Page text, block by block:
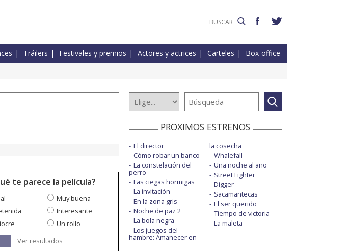
Tráilers Festivales y premios Actores y actrices Carteles Box-office
te parece la película?
Muy buena
Interesante
Un rollo
Ver resultados
PROXIMOS ESTRENOS
El director
Cómo robar un banco
La constelación del
perro
Las ciegas hormigas
La invitación
En la zona gris
Noche de paz 2
La bola negra
Los juegos del
hambre: Amanecer en
la cosecha
Whalefall
Una noche al año
Street Fighter
Digger
Sacamantecas
El ser querido
Tiempo de victoria
La maleta